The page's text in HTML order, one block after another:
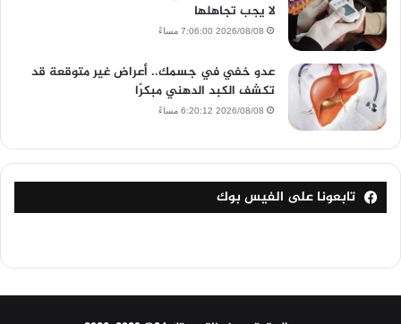
لا يجب تجاهلها
2026/08/08 7:06:00 مساءً
عدو خفي في جسمك.. أعراض غير متوقعة قد
تكشف الكبد الدهني مبكرًا
2026/08/08 6:20:12 مساءً
تابعونا على الفيس بوك